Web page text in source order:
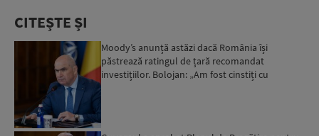
CITEȘTE ȘI
Moody’s anunță astăzi dacă România își
păstrează ratingul de țară recomandat
investițiilor. Bolojan: „Am fost cinstiți cu